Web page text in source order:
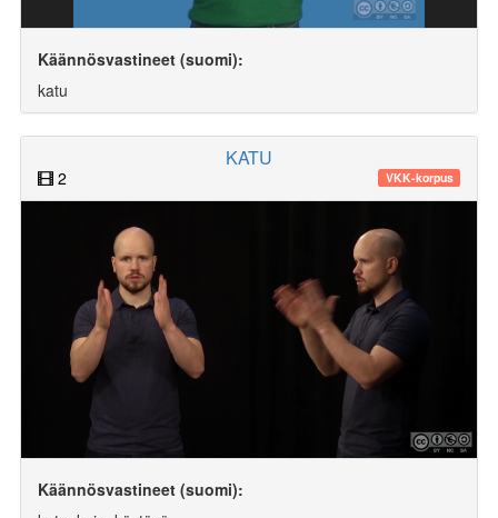
Käännösvastineet (suomi):
katu
KATU
2 VKK-korpus
Käännösvastineet (suomi):